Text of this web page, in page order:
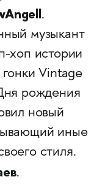
.
музыкант
хоп истории
Vintage
рождения
новый
иные
стиля.
.